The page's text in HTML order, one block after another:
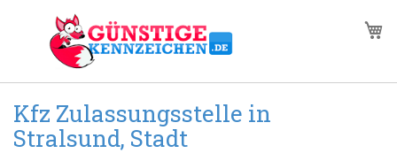
springen
Kfz Zulassungsstelle in
Stralsund, Stadt